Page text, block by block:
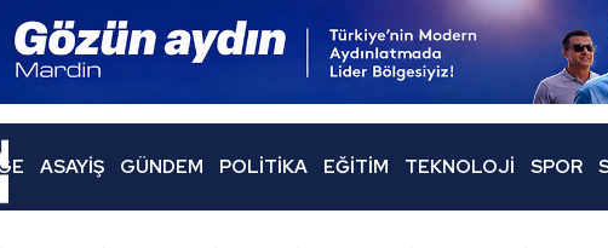
ASAYIŞ GÜNDEM POLITIKA EĞITIM TEKNOLOJI SPOR